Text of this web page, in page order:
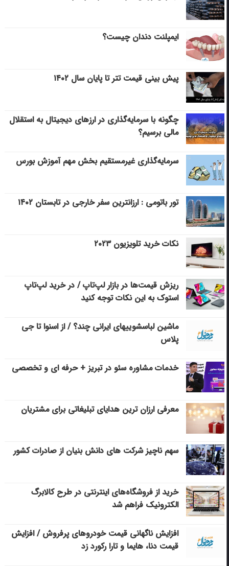
ایمپلنت دندان چیست؟
پیش بینی قیمت تتر تا پایان سال ۱۴۰۲
چگونه با سرمایه‌گذاری در ارزهای دیجیتال به استقلال
مالی برسیم؟
سرمایه‌گذاری غیرمستقیم بخش مهم آموزش بورس
تور باتومی : ارزانترین سفر خارجی در تابستان ۱۴۰۲
نکات خرید تلویزیون ۲۰۲۳
ریزش قیمت‌ها در بازار لپ‌تاپ / در خرید لپ‌تاپ
استوک به این نکات توجه کنید
ماشین لباسشویی‎های ایرانی چند؟ / از اسنوا تا جی
پلاس
خدمات مشاوره سئو در تبریز + حرفه ای و تخصصی
معرفی ارزان ترین هدایای تبلیغاتی برای مشتریان
سهم ناچیز شرکت های دانش بنیان از صادرات کشور
خرید از فروشگاه‌های اینترنتی در طرح کالابرگ
الکترونیک فراهم شد
افزایش ناگهانی قیمت خودروهای پرفروش / افزایش
قیمت دنا، هایما و تارا رکورد زد